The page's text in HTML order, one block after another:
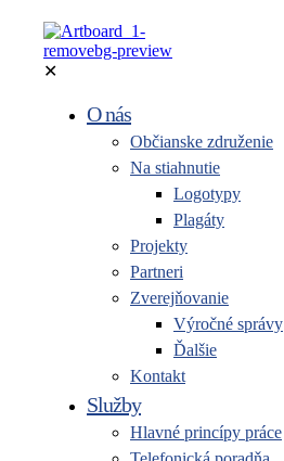
✕
O nás
Občianske združenie
Na stiahnutie
Logotypy
Plagáty
Projekty
Partneri
Zverejňovanie
Výročné správy
Ďalšie
Kontakt
Služby
Hlavné princípy práce